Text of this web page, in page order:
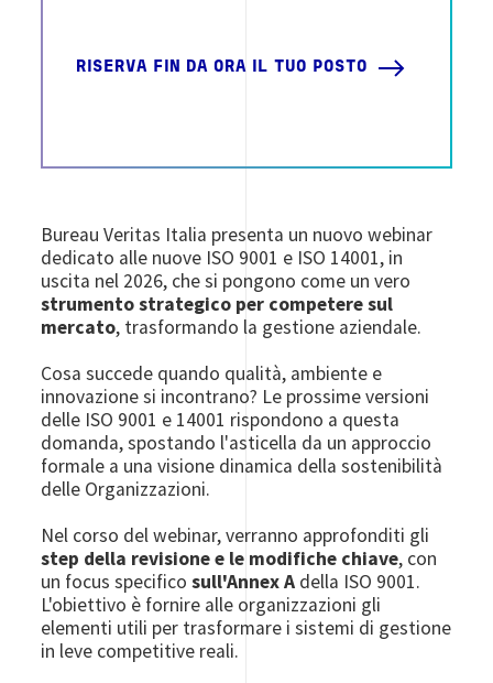
RISERVA FIN DA ORA IL TUO POSTO
Bureau Veritas Italia presenta un nuovo webinar
dedicato alle nuove ISO 9001 e ISO 14001, in
uscita nel 2026, che si pongono come un vero
strumento strategico per competere sul
mercato, trasformando la gestione aziendale.
Cosa succede quando qualità, ambiente e
innovazione si incontrano? Le prossime versioni
delle ISO 9001 e 14001 rispondono a questa
domanda, spostando l'asticella da un approccio
formale a una visione dinamica della sostenibilità
delle Organizzazioni.
Nel corso del webinar, verranno approfonditi gli
step della revisione e le modifiche chiave, con
un focus specificosull'Annex A della ISO 9001.
L'obiettivo è fornire alle organizzazioni gli
elementi utili per trasformare i sistemi di gestione
in leve competitive reali.